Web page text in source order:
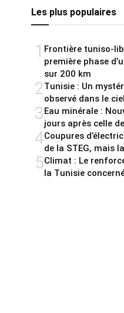
Les plus populaires
1 Frontière tuniso-
première phase
sur 200 km
2Tunisie : Un
observé dans le
3Eau minérale :
jours après celle
4Coupures
de la STEG, mais
5Climat : Le
la Tunisie